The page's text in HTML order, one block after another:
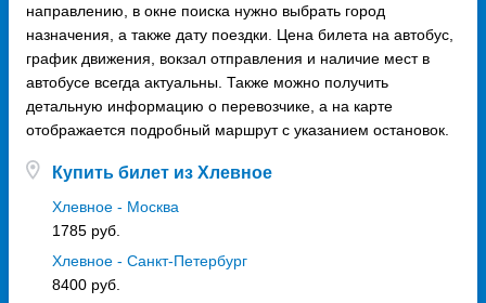
направлению, в окне поиска нужно выбрать город
назначения, а также дату поездки. Цена билета на автобус,
график движения, вокзал отправления и наличие мест в
автобусе всегда актуальны. Также можно получить
детальную информацию о перевозчике, а на карте
отображается подробный маршрут с указанием остановок.
Купить билет из Хлевное
Хлевное - Москва
1785 руб.
Хлевное - Санкт-Петербург
8400 руб.